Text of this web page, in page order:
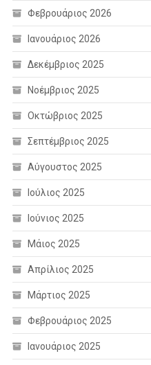
Φεβρουάριος 2026
Ιανουάριος 2026
Δεκέμβριος 2025
Νοέμβριος 2025
Οκτώβριος 2025
Σεπτέμβριος 2025
Αύγουστος 2025
Ιούλιος 2025
Ιούνιος 2025
Μάιος 2025
Απρίλιος 2025
Μάρτιος 2025
Φεβρουάριος 2025
Ιανουάριος 2025